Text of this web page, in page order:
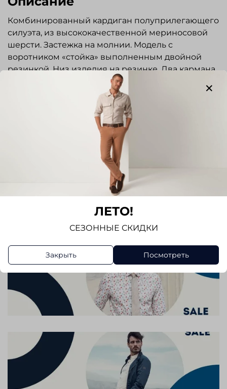
Комбинированный кардиган полуприлегающего
силуэта, из высококачественной мериносовой
шерсти. Застежка на молнии. Модель с
воротником «стойка» выполненным двойной
резинкой. Низ изделия на резинке. Два кармана
с застежкой на молнии. Стильная и элегантная
вещь пригодится для повседневной носки,
работы, деловых встреч и прогулок.
Отзывов еще никто не оставлял
ЛЕТО!
СЕЗОННЫЕ СКИДКИ
Закрыть Посмотреть